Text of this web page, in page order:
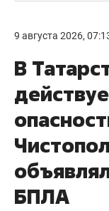
9 августа 2026,
В
БПЛА